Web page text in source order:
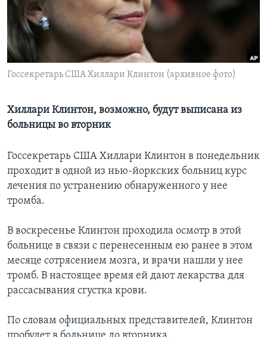
Learning English
СОЦИАЛЬНЫЕ СЕТИ
Языки
Госсекретарь США Хиллари Клинтон (архивное фото)
Хиллари Клинтон, возможно, будут выписана из
больницы во вторник
Госсекретарь США Хиллари Клинтон в понедельник
проходит в одной из нью-йоркских больниц курс
лечения по устранению обнаруженного у нее
тромба.
В воскресенье Клинтон проходила осмотр в этой
больнице в связи с перенесенным ею ранее в этом
месяце сотрясением мозга, и врачи нашли у нее
тромб. В настоящее время ей дают лекарства для
рассасывания сгустка крови.
По словам официальных представителей, Клинтон